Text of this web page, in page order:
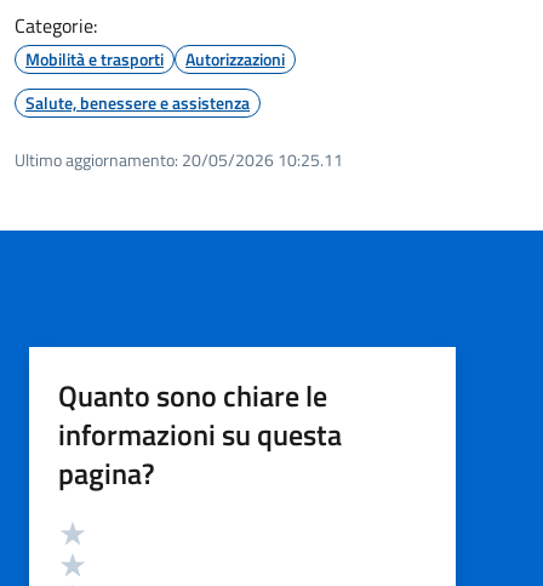
Categorie:
Mobilità e trasporti
Autorizzazioni
Salute, benessere e assistenza
Ultimo aggiornamento: 20/05/2026 10:25.11
Quanto sono chiare le
informazioni su questa
pagina?
Valutazione